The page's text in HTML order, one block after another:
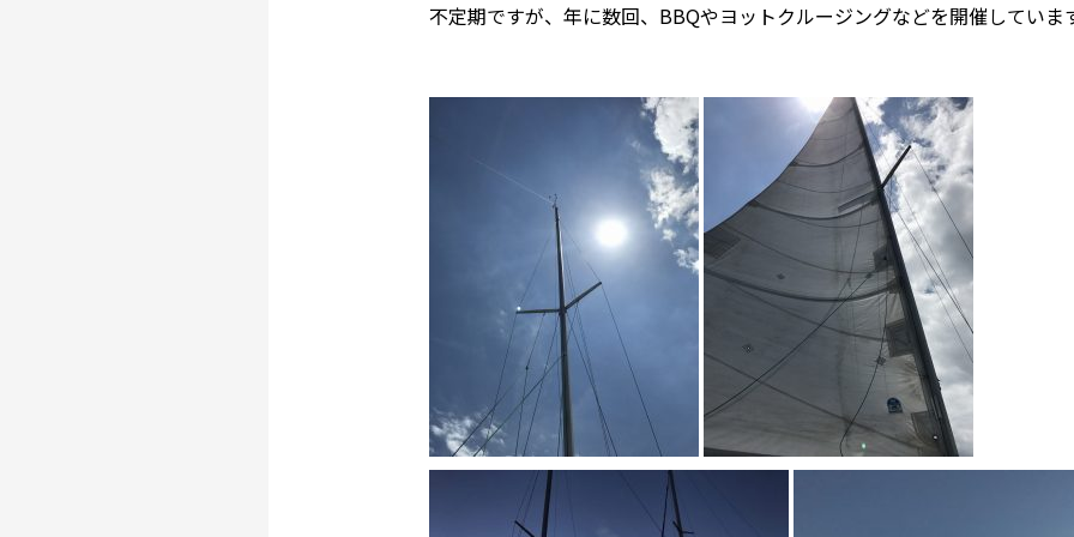
不定期ですが、年に数回、BBQやヨットクルージングなどを開催していま